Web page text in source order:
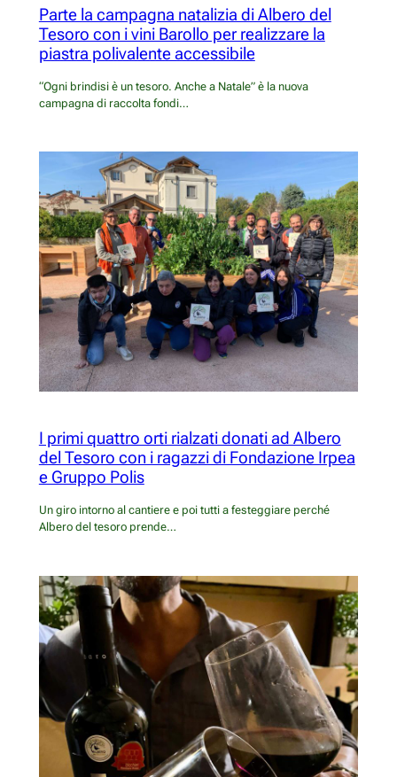
Parte la campagna natalizia di Albero del
Tesoro con i vini Barollo per realizzare la
piastra polivalente accessibile
“Ogni brindisi è un tesoro. Anche a Natale” è la nuova
campagna di raccolta fondi…
I primi quattro orti rialzati donati ad Albero
del Tesoro con i ragazzi di Fondazione Irpea
e Gruppo Polis
Un giro intorno al cantiere e poi tutti a festeggiare perché
Albero del tesoro prende…